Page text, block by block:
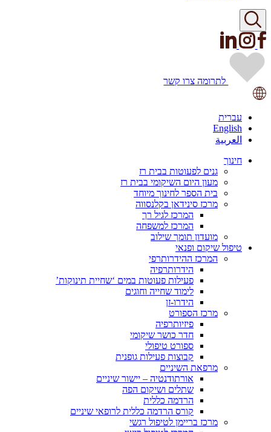
לתרומה צרו קשר
עברית
English
العربية
חינוך
גנים לפעוטות בבית רז
מעון היום השיקומי בבית רז
בית הספר לחינוך מיוחד
מרכז סינידאן בקלנסווה
המרכז לגיל רך
המרכז למשפחה
מועדון תומך שילוב
טיפול שיקום ופנאי
המרכז ההידרותרפי
הידרותרפיה
פעילות פעוטות במים ‘שחיית תינוקות’
לימוד שחייה וחוגים
הידרו-זן
מרכז הספורט
פיזיותרפיה
חדר כושר שיקומי
ספורט טיפולי
קבוצות פעילות גופנית
מרפאת השיניים
אורתודנטיה – יישור שיניים
שתלים ושיקום הפה
הרדמה כללית
קורס הרדמה כללית לרופאי שיניים
מרכז בריימן לטיפול רגשי